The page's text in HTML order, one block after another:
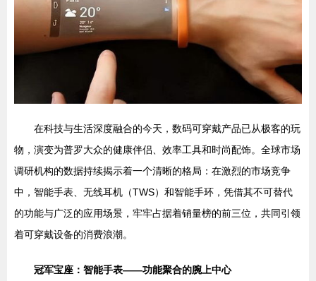
在科技与生活深度融合的今天，数码可穿戴产品已从极客的玩
物，演变为普罗大众的健康伴侣、效率工具和时尚配饰。全球市场
调研机构的数据持续揭示着一个清晰的格局：在激烈的市场竞争
中，智能手表、无线耳机（TWS）和智能手环，凭借其不可替代
的功能与广泛的应用场景，牢牢占据着销量榜的前三位，共同引领
着可穿戴设备的消费浪潮。
冠军宝座：智能手表——功能聚合的腕上中心